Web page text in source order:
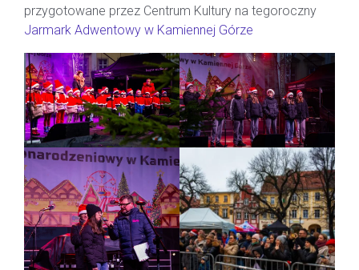
przygotowane przez Centrum Kultury na tegoroczny
Jarmark Adwentowy w Kamiennej Górze